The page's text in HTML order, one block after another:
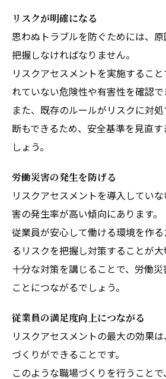
リスクが明確になる
思わぬトラブルを防ぐためには、
把握しなければなりません。
リスクアセスメントを実施するこ
れていない危険性や有害性を確認で
また、既存のルールがリスクに対
断もできるため、安全基準を見直
しょう。
労働災害の発生を防げる
リスクアセスメントを導入してい
害の発生率が高い傾向にあります。
従業員が安心して働ける環境を作
るリスクを把握し対策することが大
十分な対策を講じることで、労働
ことにつながるでしょう。
従業員の満足度向上につながる
リスクアセスメントの最大の効果
づくりができることです。
このような職場づくりを行うこと